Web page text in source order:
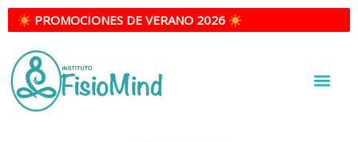
contenido
PROMOCIONES DE VERANO 2026